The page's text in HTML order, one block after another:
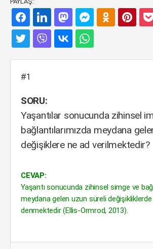
#1
SORU:
Yaşantılar sonucunda zihinsel
bağlantılarımızda meydana
değişiklere ne ad verilmektedir?
CEVAP:
Yaşantı sonucunda zihinsel simge ve
meydana gelen uzun süreli değişikliklerde
denmektedir (Ellis-Ormrod, 2013).